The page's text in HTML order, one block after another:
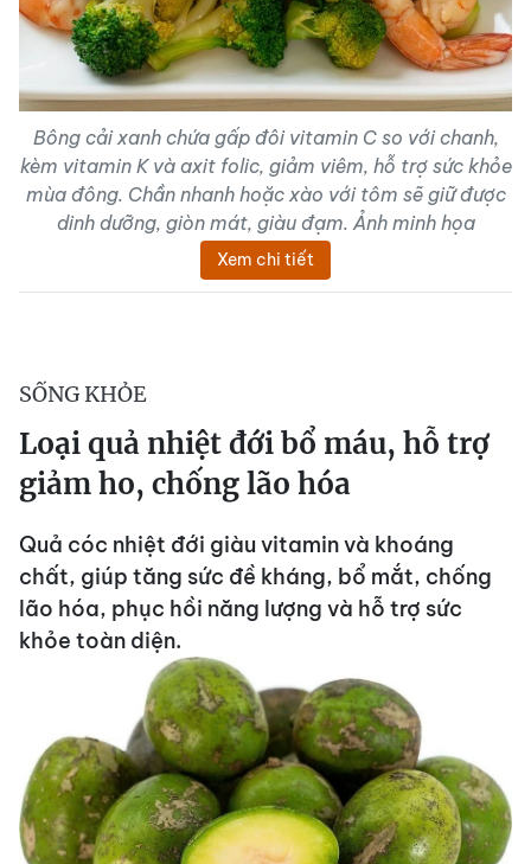
Bông cải xanh chứa gấp đôi vitamin C so với chanh,
kèm vitamin K và axit folic, giảm viêm, hỗ trợ sức khỏe
mùa đông. Chần nhanh hoặc xào với tôm sẽ giữ được
dinh dưỡng, giòn mát, giàu đạm. Ảnh minh họa
Xem chi tiết
SỐNG KHỎE
Loại quả nhiệt đới bổ máu, hỗ trợ
giảm ho, chống lão hóa
Quả cóc nhiệt đới giàu vitamin và khoáng
chất, giúp tăng sức đề kháng, bổ mắt, chống
lão hóa, phục hồi năng lượng và hỗ trợ sức
khỏe toàn diện.